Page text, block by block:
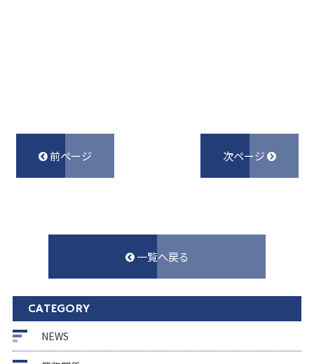
前ページ 次ページ
一覧へ戻る
CATEGORY
NEWS